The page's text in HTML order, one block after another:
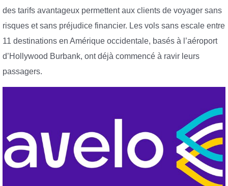
des tarifs avantageux permettent aux clients de voyager sans
risques et sans préjudice financier. Les vols sans escale entre
11 destinations en Amérique occidentale, basés à l’aéroport
d’Hollywood Burbank, ont déjà commencé à ravir leurs
passagers.